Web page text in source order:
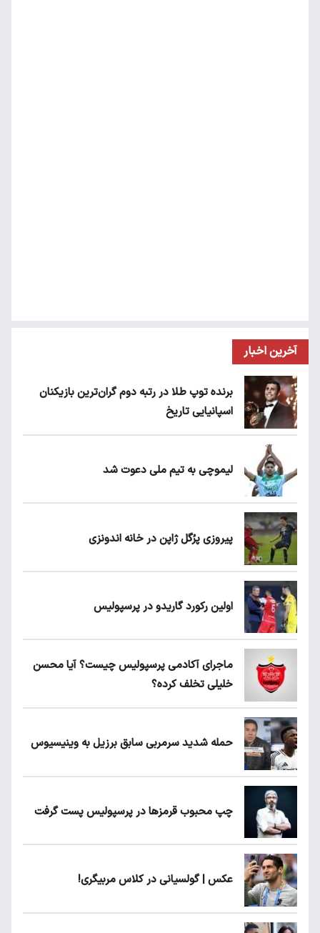
آخرین اخبار
برنده توپ طلا در رتبه دوم گران‌ترین بازیکنان
اسپانیایی تاریخ
لیموچی به تیم ملی دعوت شد
پیروزی پرُگل ژاپن در خانه اندونزی
اولین رکورد گاریدو در پرسپولیس
ماجرای آکادمی پرسپولیس چیست؟ آیا محسن
خلیلی تخلف کرده؟
حمله شدید سرمربی سابق برزیل به وینیسیوس
چپ محبوب قرمزها در پرسپولیس پست گرفت
عکس | گولسیانی در کلاس مربیگری!